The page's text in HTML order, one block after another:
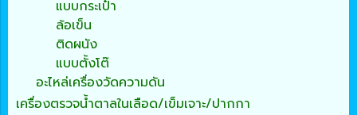
แบบกระเป๋า
ล้อเข็น
ติดผนัง
แบบตั้งโต๊
อะไหล่เครื่องวัดความดัน
เครื่องตรวจน้ำตาลในเลือด/เข็มเจาะ/ปากกา